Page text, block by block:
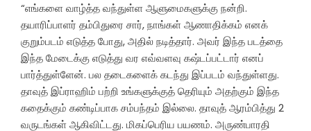
“எங்களை வாழ்த்த வந்துள்ள ஆளுமைகளுக்கு நன்றி.
தயாரிப்பாளர் தம்பிதுரை சார், நாங்கள் ஆணாதிக்கம் எனக்
குறும்படம் எடுத்த போது, அதில் நடித்தார். அவர் இந்த படத்தை
இந்த மேடைக்கு எடுத்து வர எவ்வளவு கஷ்டப்பட்டார் எனப்
பார்த்துள்ளேன். பல தடைகளைக் கடந்து இப்படம் வந்துள்ளது.
தாவுத் இப்ராஹிம் பற்றி உங்களுக்குத் தெரியும் அதற்கும் இந்த
கதைக்கும் கண்டிப்பாக சம்பந்தம் இல்லை. தாவுத் ஆரம்பித்து 2
வருடங்கள் ஆகிவிட்டது. மிகப்பெரிய பயணம். அருண்பாரதி